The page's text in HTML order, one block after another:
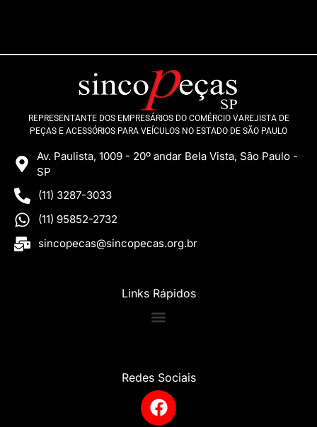
REPRESENTANTE DOS EMPRESÁRIOS DO COMÉRCIO VAREJISTA DE
PEÇAS E ACESSÓRIOS PARA VEÍCULOS NO ESTADO DE SÃO PAULO
Av. Paulista, 1009 - 20º andar Bela Vista, São Paulo -
SP
(11) 3287-3033
(11) 95852-2732
sincopecas@sincopecas.org.br
Links Rápidos
Redes Sociais